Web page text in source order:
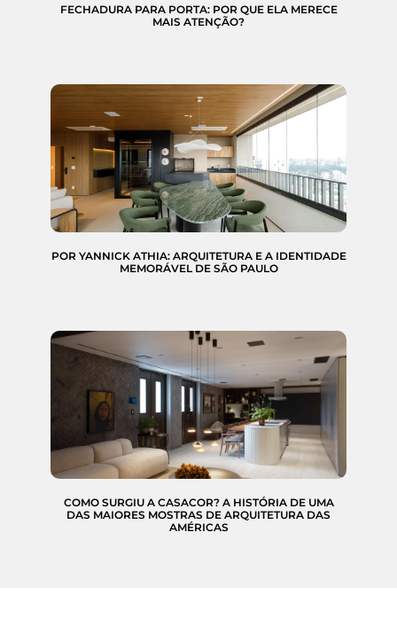
FECHADURA PARA PORTA: POR QUE ELA MERECE
MAIS ATENÇÃO?
POR YANNICK ATHIA: ARQUITETURA E A IDENTIDADE
MEMORÁVEL DE SÃO PAULO
COMO SURGIU A CASACOR? A HISTÓRIA DE UMA
DAS MAIORES MOSTRAS DE ARQUITETURA DAS
AMÉRICAS